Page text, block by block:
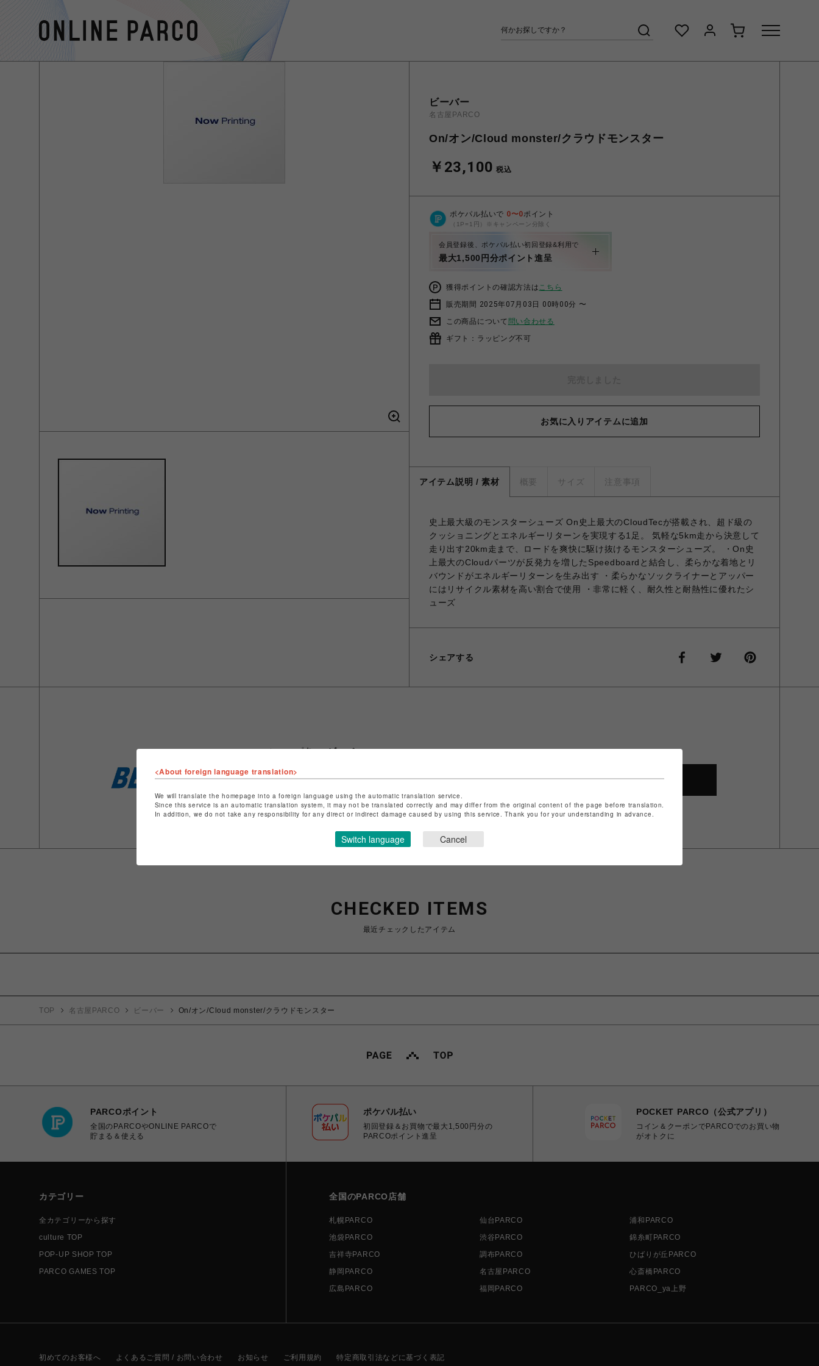
ビーバー
名古屋PARCO
On/オン/Cloud monster/クラウドモンスター
￥23,100 税込
ポケパル払いで 0〜0ポイント
（1P=1円）※キャンペーン分除く
会員登録後、ポケパル払い初回登録&利用で
最大1,500円分ポイント進呈
獲得ポイントの確認方法はこちら
販売期間 2025年07月03日 00時00分 〜
この商品について 問い合わせる
ギフト：ラッピング不可
お気に入りアイテムに追加
アイテム説明 / 素材 概要 サイズ 注意事項
史上最大級のモンスターシューズ On史上最大のCloudTecが搭載され、超ド級の
クッショニングとエネルギーリターンを実現する1足。 気軽な5km走から決意して
走り出す20km走まで、ロードを爽快に駆け抜けるモンスターシューズ。 ・On史
上最大のCloudパーツが反発力を増したSpeedboardと結合し、柔らかな着地とリ
バウンドがエネルギーリターンを生み出す ・柔らかなソックライナーとアッパー
にはリサイクル素材を高い割合で使用 ・非常に軽く、耐久性と耐熱性に優れたシ
ューズ
シェアする
ショップ名
ビーバー
店舗名
特定商取引法など法令に基づく表記は こちら
ショップお問い合わせはこちら
SHOP TOP
CHECKED ITEMS
最近チェックしたアイテム
TOP 名古屋PARCO ビーバー On/オン/Cloud monster/クラウドモンスター
PARCOポイント
全国のPARCOやONLINE PARCOで
貯まる＆使える
ポケパル払い
初回登録＆お買物で最大1,500円分の
PARCOポイント進呈
POCKET PARCO（公式アプリ）
コイン＆クーポンでPARCOでのお買い物
がオトクに
カテゴリー
全カテゴリーから探す
culture TOP
POP-UP SHOP TOP
PARCO GAMES TOP
全国のPARCO店舗
札幌PARCO 仙台PARCO
浦和PARCO
池袋PARCO
渋谷PARCO
錦糸町PARCO
吉祥寺PARCO
調布PARCO
ひばりが丘PARCO
静岡PARCO
名古屋PARCO
心斎橋PARCO
広島PARCO
福岡PARCO PARCO_ya上野
初めてのお客様へ よくあるご質問 / お問い合わせ お知らせ ご利用規約 特定商取引法などに基づく表記
<About foreign language translation>
We will translate the homepage into a foreign language using the automatic translation service.
Since this service is an automatic translation system, it may not be translated correctly and may differ from the original content of the page before translation.
In addition, we do not take any responsibility for any direct or indirect damage caused by using this service. Thank you for your understanding in advance.
Switch language Cancel